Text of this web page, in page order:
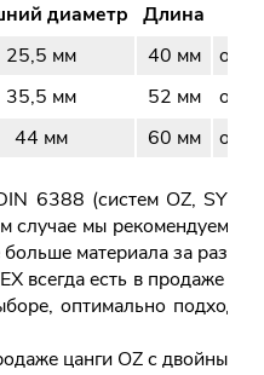
диаметр Длина
25,5 мм 40 мм
от 2
35,5 мм 52 мм
от 2
44 мм 60 мм от 4
6388 (систем OZ,
случае мы рекомендуем
материала за раз.
всегда есть в продаже
оптимально
цанги OZ с двойным